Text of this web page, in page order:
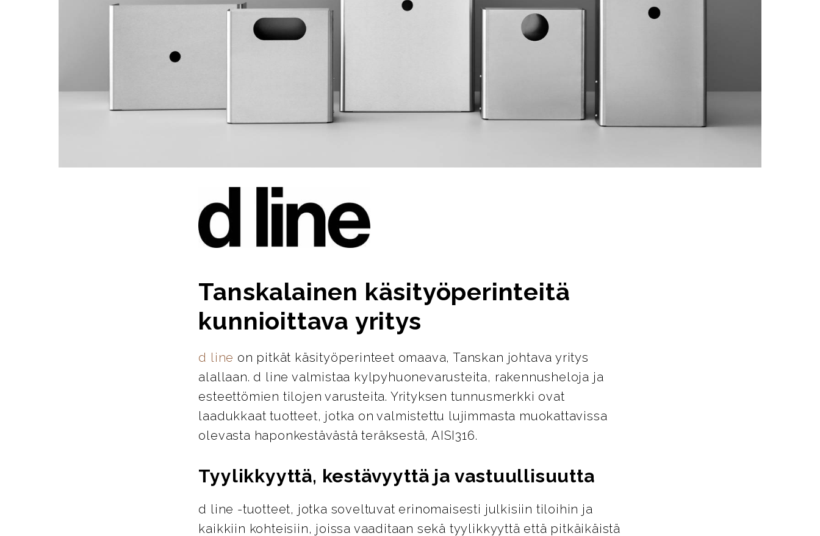
Tanskalainen käsityöperinteitä
kunnioittava yritys
d line on pitkät käsityöperinteet omaava, Tanskan johtava yritys
alallaan. d line valmistaa kylpyhuonevarusteita, rakennusheloja ja
esteettömien tilojen varusteita. Yrityksen tunnusmerkki ovat
laadukkaat tuotteet, jotka on valmistettu lujimmasta muokattavissa
olevasta haponkestävästä teräksestä, AISI316.
Tyylikkyyttä, kestävyyttä ja vastuullisuutta
d line -tuotteet, jotka soveltuvat erinomaisesti julkisiin tiloihin ja
kaikkiin kohteisiin, joissa vaaditaan sekä tyylikkyyttä että pitkäikäistä